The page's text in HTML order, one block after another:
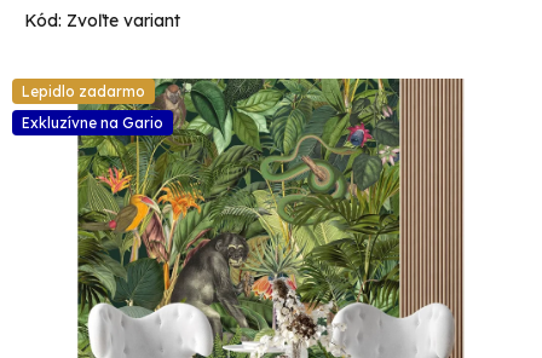
Kód: Zvoľte variant
Lepidlo zadarmo
Exkluzívne na Gario